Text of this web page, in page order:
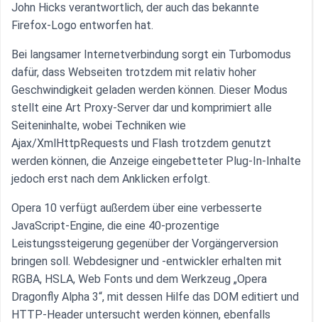
John Hicks verantwortlich, der auch das bekannte
Firefox-Logo entworfen hat.
Bei langsamer Internetverbindung sorgt ein Turbomodus
dafür, dass Webseiten trotzdem mit relativ hoher
Geschwindigkeit geladen werden können. Dieser Modus
stellt eine Art Proxy-Server dar und komprimiert alle
Seiteninhalte, wobei Techniken wie
Ajax/XmlHttpRequests und Flash trotzdem genutzt
werden können, die Anzeige eingebetteter Plug-In-Inhalte
jedoch erst nach dem Anklicken erfolgt.
Opera 10 verfügt außerdem über eine verbesserte
JavaScript-Engine, die eine 40-prozentige
Leistungssteigerung gegenüber der Vorgängerversion
bringen soll. Webdesigner und -entwickler erhalten mit
RGBA, HSLA, Web Fonts und dem Werkzeug „Opera
Dragonfly Alpha 3“, mit dessen Hilfe das DOM editiert und
HTTP-Header untersucht werden können, ebenfalls